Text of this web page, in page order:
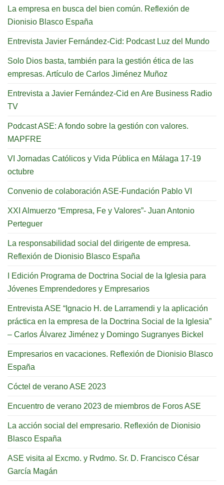
La empresa en busca del bien común. Reflexión de
Dionisio Blasco España
Entrevista Javier Fernández-Cid: Podcast Luz del Mundo
Solo Dios basta, también para la gestión ética de las
empresas. Artículo de Carlos Jiménez Muñoz
Entrevista a Javier Fernández-Cid en Are Business Radio
TV
Podcast ASE: A fondo sobre la gestión con valores.
MAPFRE
VI Jornadas Católicos y Vida Pública en Málaga 17-19
octubre
Convenio de colaboración ASE-Fundación Pablo VI
XXI Almuerzo “Empresa, Fe y Valores”- Juan Antonio
Perteguer
La responsabilidad social del dirigente de empresa.
Reflexión de Dionisio Blasco España
I Edición Programa de Doctrina Social de la Iglesia para
Jóvenes Emprendedores y Empresarios
Entrevista ASE “Ignacio H. de Larramendi y la aplicación
práctica en la empresa de la Doctrina Social de la Iglesia”
– Carlos Álvarez Jiménez y Domingo Sugranyes Bickel
Empresarios en vacaciones. Reflexión de Dionisio Blasco
España
Cóctel de verano ASE 2023
Encuentro de verano 2023 de miembros de Foros ASE
La acción social del empresario. Reflexión de Dionisio
Blasco España
ASE visita al Excmo. y Rvdmo. Sr. D. Francisco César
García Magán